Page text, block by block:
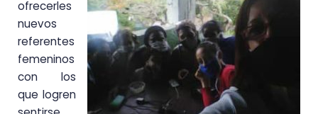
ofrecerles
nuevos
referentes
femeninos
con los
que logren